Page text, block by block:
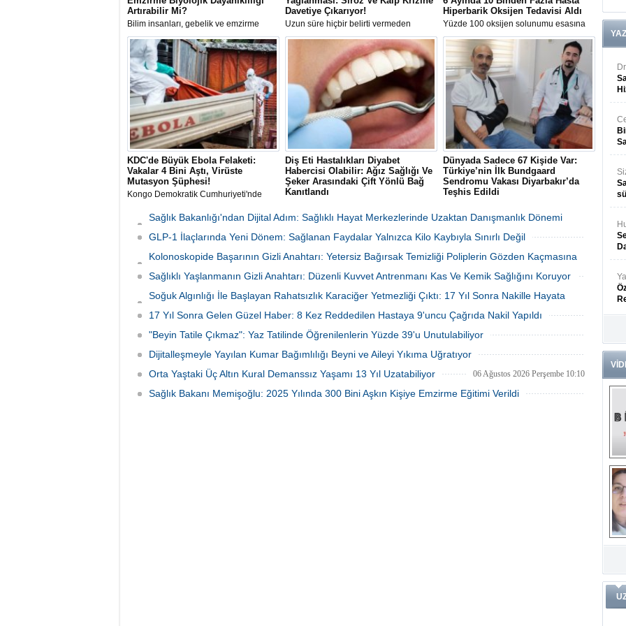
Artırabilir Mi?
Bilim insanları, gebelik ve emzirme
dönemindeki hormonal değişimlerin
kadınların uzun vadeli sağlığı ve
biyolojik dayanıklılığı üzerinde koruyucu
etkiler yaratabileceğini öne süren yeni
bir teori geliştirdi.
Davetiye Çıkarıyor!
Uzun süre hiçbir belirti vermeden
ilerleyen karaciğer yağlanmasına karşı
uyarılarda bulunan Gastroenteroloji
Uzmanı Prof. Dr. Bülent Yıldırım, hastalık
hakkındaki 10 kritik yanlışı tek tek
Hiperbarik Oksijen Tedavisi Aldı
Yüzde 100 oksijen solunumu esasına
dayanan Hiperbarik Oksijen Tedavisi
(HBOT), 2026'nın ilk altı ayında 10 bin
93 hastanın iyileşme sürecine katkı
sağladı.
KDC'de Büyük Ebola Felaketi:
Vakalar 4 Bini Aştı, Virüste
Mutasyon Şüphesi!
Kongo Demokratik Cumhuriyeti'nde
salgını yaşanıyor. Vaka sayısının 4 bini
aşması üzerine yetkililer virüsün
mutasyona uğramış olabileceğinden
planını en üst seviyeye çıkardı.
Diş Eti Hastalıkları Diyabet
Habercisi Olabilir: Ağız Sağlığı Ve
Şeker Arasındaki Çift Yönlü Bağ
Kanıtlandı
yayımlanan 300 bin kişilik dev
araştırma, şiddetli diş eti hastalığı
(periodontit) ile tip 2 diyabet arasında
bulunduğunu gözler önüne serdi.
Dünyada Sadece 67 Kişide Var:
Türkiye’nin İlk Bundgaard
Sendromu Vakası Diyarbakır’da
Teşhis Edildi
ağrısı şikayetiyle hastaneye başvuran
41 yaşındaki Şehmus Doğan’da,
dünyada son derece nadir görülen
Sağlık Bakanlığı'ndan Dijital Adım: Sağlıklı Hayat Merkezlerinde Uzaktan Danışmanlık Dönemi
Başladı
GLP-1 İlaçlarında Yeni Dönem: Sağlanan Faydalar Yalnızca Kilo Kaybıyla Sınırlı Değil
06 Ağustos 2026 Perşembe 16:23
Kolonoskopide Başarının Gizli Anahtarı: Yetersiz Bağırsak Temizliği Poliplerin Gözden Kaçmasına
Neden Oluyor
Sağlıklı Yaşlanmanın Gizli Anahtarı: Düzenli Kuvvet Antrenmanı Kas Ve Kemik Sağlığını Koruyor
06 Ağustos 2026 Perşembe 16:17
Soğuk Algınlığı İle Başlayan Rahatsızlık Karaciğer Yetmezliği Çıktı: 17 Yıl Sonra Nakille Hayata
Tutundu
17 Yıl Sonra Gelen Güzel Haber: 8 Kez Reddedilen Hastaya 9'uncu Çağrıda Nakil Yapıldı
"Beyin Tatile Çıkmaz": Yaz Tatilinde Öğrenilenlerin Yüzde 39'u Unutulabiliyor
Dijitalleşmeyle Yayılan Kumar Bağımlılığı Beyni ve Aileyi Yıkıma Uğratıyor
06 Ağustos 2026 Perşembe 10:45
Orta Yaştaki Üç Altın Kural Demanssız Yaşamı 13 Yıl Uzatabiliyor 06 Ağustos 2026 Perşembe 10:10
Sağlık Bakanı Memişoğlu: 2025 Yılında 300 Bini Aşkın Kişiye Emzirme Eğitimi Verildi